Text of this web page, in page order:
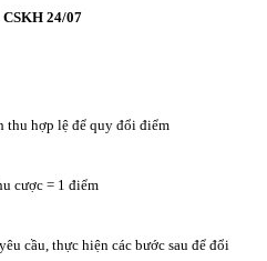
CSKH 24/07
thu hợp lệ để quy đổi điểm
cược = 1 điểm
cầu, thực hiện các bước sau để đổi